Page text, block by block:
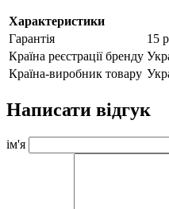
Характеристики
Гарантія
15
Країна реєстрації бренду
Країна-виробник товару
Написати відгук
ім'я